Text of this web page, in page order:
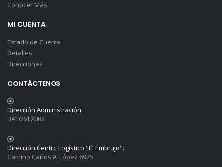
Conocer Más
MI CUENTA
Estado de Cuenta
Detalles
Direcciones
CONTÁCTENOS
Dirección Administración:
BATOVI 2082
Dirección Centro Logístico "El Embrujo":
Camino Carlos A. López 6925